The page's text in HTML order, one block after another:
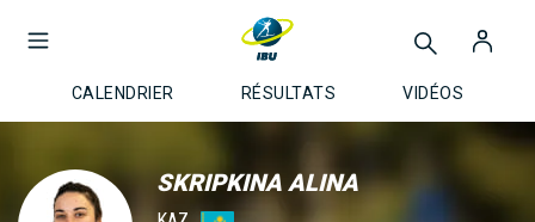
CALENDRIER RÉSULTATS VIDÉOS
SKRIPKINA ALINA